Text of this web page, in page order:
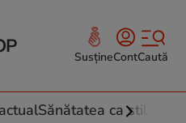
SusțineContCaută
Sănătatea ca stil de